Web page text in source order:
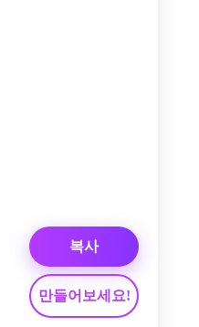
복사
만들어보세요!